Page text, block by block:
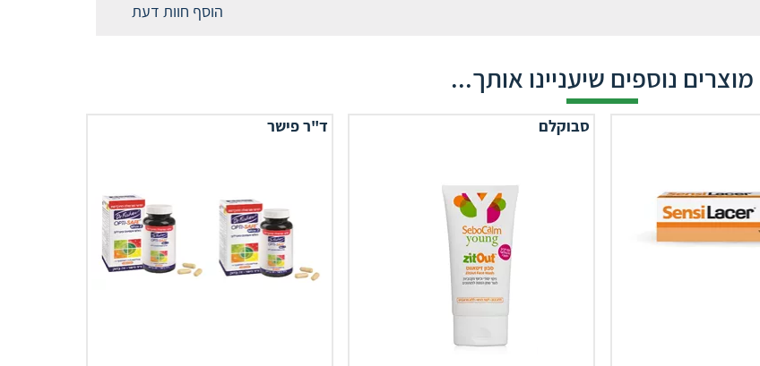
הוסף חוות דעת
מוצרים נוספים שיעניינו אותך...
סבוקלם ד"ר פישר